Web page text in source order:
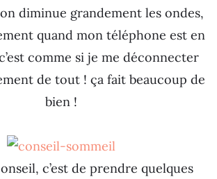
diminue grandement les ondes,
quand mon téléphone est en
comme si je me déconnecter
de tout ! ça fait beaucoup de
bien !
c’est de prendre quelques